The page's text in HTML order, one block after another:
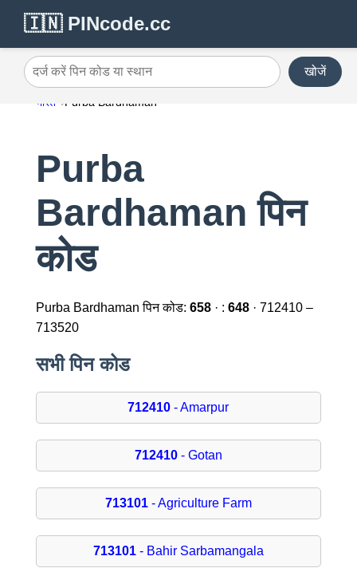
🇮🇳 PINcode.cc
दर्ज करें पिन कोड या स्थान खोजें
भारत Purba Bardhaman
Purba
Bardhaman पिन
कोड
Purba Bardhaman पिन कोड: 658· : 648· 712410 –
713520
सभी पिन कोड
712410 - Amarpur
712410- Gotan
713101- Agriculture Farm
713101- Bahir Sarbamangala